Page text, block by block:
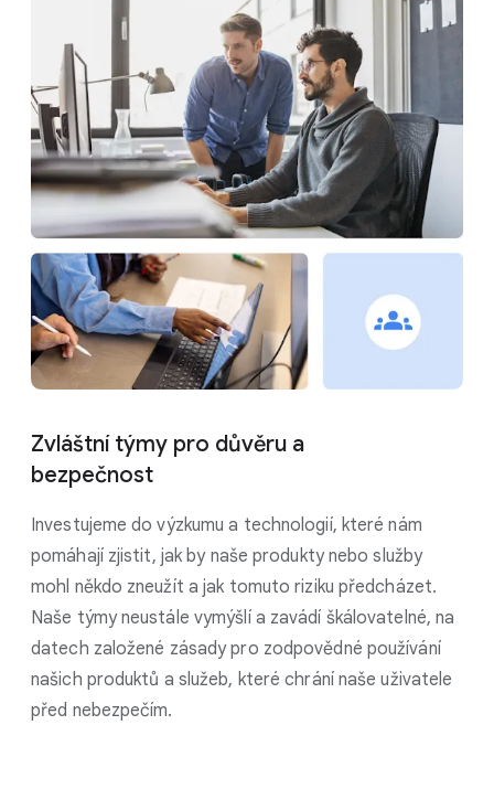
Zvláštní týmy pro důvěru a
bezpečnost
Investujeme do výzkumu a technologií, které nám
pomáhají zjistit, jak by naše produkty nebo služby
mohl někdo zneužít a jak tomuto riziku předcházet.
Naše týmy neustále vymýšlí a zavádí škálovatelné, na
datech založené zásady pro zodpovědné používání
našich produktů a služeb, které chrání naše uživatele
před nebezpečím.